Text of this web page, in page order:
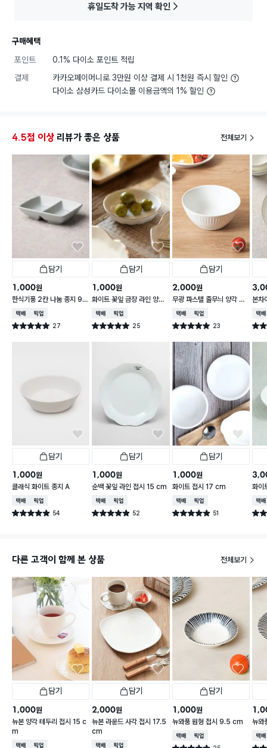
휴일도착 가능 지역 확인
구매혜택
포인트
0.1% 다이소 포인트 적립
결제
카카오페이머니로 3만원 이상 결제 시 1천원 즉시 할인
다이소 삼성카드 다이소몰 이용금액의 1% 할인
4.5점 이상 리뷰가 좋은 상품 전체보기
담기
1,000원
한식기풍 2칸 나눔 종지 9 c
m
택배배송매장픽업
별점 5.0점 27
건 작성
담기
1,000원
화이트 꽃잎 금장 라인 양각
종지 10 cm
택배배송매장픽업
별점 5.0점 25
건 작성
담기
2,000원
무광 파스텔 줄무늬 양각 대
접 13 cm
택배배송매장픽업
별점 5.0점 23
건 작성
본차
접
택배
별점
담기
1,000원
클래식 화이트 종지 A
택배배송매장픽업
별점 4.9점 54
건 작성
담기
1,000원
순백 꽃잎 라인 접시 15 cm
택배배송매장픽업
별점 4.9점 52
건 작성
담기
1,000원
화이트 접시 17 cm
택배배송매장픽업
별점 4.9점 51
건 작성
화이
택배
별점
다른 고객이 함께 본 상품 전체보기
담기
1,000원
뉴본 양각 테두리 접시 15 c
m
택배배송매장픽업
담기
2,000원
뉴본 라운드 사각 접시 17.5
cm
택배배송매장픽업
담기
1,000원
뉴와풍 원형 접시 9.5 cm
택배배송매장픽업
뉴와
택배